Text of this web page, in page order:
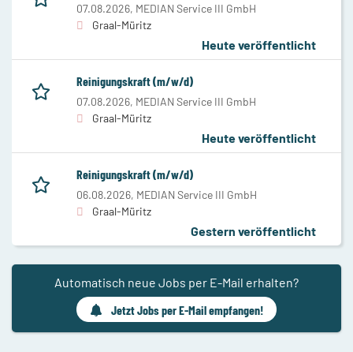
07.08.2026, MEDIAN Service III GmbH
Graal-Müritz
Heute veröffentlicht
Reinigungskraft (m/w/d)
07.08.2026, MEDIAN Service III GmbH
Graal-Müritz
Heute veröffentlicht
Reinigungskraft (m/w/d)
06.08.2026, MEDIAN Service III GmbH
Graal-Müritz
Gestern veröffentlicht
Automatisch neue Jobs per E-Mail erhalten?
Jetzt Jobs per E-Mail empfangen!